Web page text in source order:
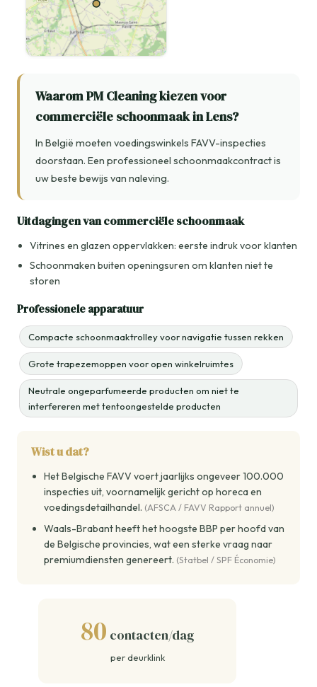
Waarom PM Cleaning kiezen voor
commerciële schoonmaak in Lens?
In België moeten voedingswinkels FAVV-inspecties
doorstaan. Een professioneel schoonmaakcontract is
uw beste bewijs van naleving.
Uitdagingen van commerciële schoonmaak
Vitrines en glazen oppervlakken: eerste indruk voor klanten
Schoonmaken buiten openingsuren om klanten niet te
storen
Professionele apparatuur
Compacte schoonmaaktrolley voor navigatie tussen rekken
Grote trapezemoppen voor open winkelruimtes
Neutrale ongeparfumeerde producten om niet te
interfereren met tentoongestelde producten
Wist u dat?
Het Belgische FAVV voert jaarlijks ongeveer 100.000
inspecties uit, voornamelijk gericht op horeca en
voedingsdetailhandel. (AFSCA / FAVV Rapport annuel)
Waals-Brabant heeft het hoogste BBP per hoofd van
de Belgische provincies, wat een sterke vraag naar
premiumdiensten genereert. (Statbel / SPF Économie)
80 contacten/dag
per deurklink